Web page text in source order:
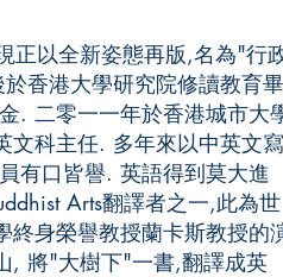
正以全新姿態再版,名為"行
香港大學研究院修讀教育畢
. 二零一一年於香港城市大
文科主任. 多年來以中英文寫
有口皆譽. 英語得到莫大進
Arts翻譯者之一,此為世
身榮譽教授蘭卡斯教授的
, 將"大樹下"一書,翻譯成英